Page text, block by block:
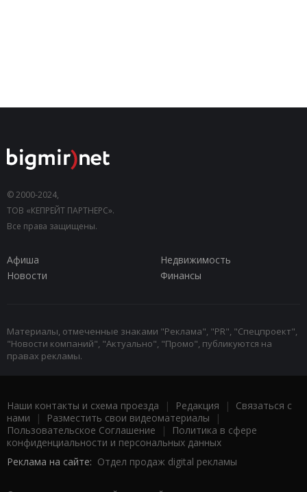
© 2000-2024,
ТОВ «КЕПРЕЙТ ПАРТНЕРС».
Все права защищены.
Афиша
Недвижимость
Новости
Финансы
Материалы, отмеченные знаками "Реклама", "PR", "Спецпроект",
"Новости компаний", "Актуально", "Промо", публикуются на
правах рекламы.
Наши контакты и схема проезда | Редакция | Связаться с
нами | Разместить свои видеоматериалы |
Пользовательское Соглашение |
Политика в сфере
конфиденциальности и персональных данных
Реклама на сайте: Отдел продаж digital рекламы